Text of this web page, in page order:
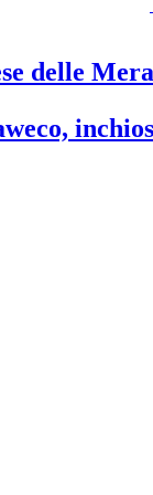
delle